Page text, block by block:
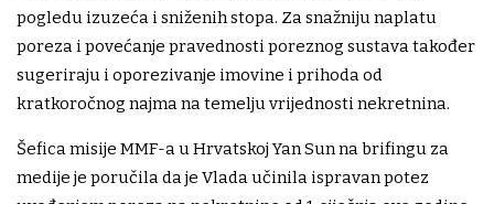
pogledu izuzeća i sniženih stopa. Za snažniju naplatu
poreza i povećanje pravednosti poreznog sustava također
sugeriraju i oporezivanje imovine i prihoda od
kratkoročnog najma na temelju vrijednosti nekretnina.
Šefica misije MMF-a u Hrvatskoj Yan Sun na brifingu za
medije je poručila da je Vlada učinila ispravan potez